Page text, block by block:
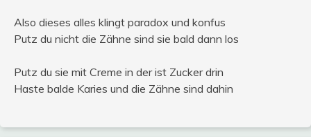
Also dieses alles klingt paradox und konfus
Putz du nicht die Zähne sind sie bald dann los
Putz du sie mit Creme in der ist Zucker drin
Haste balde Karies und die Zähne sind dahin